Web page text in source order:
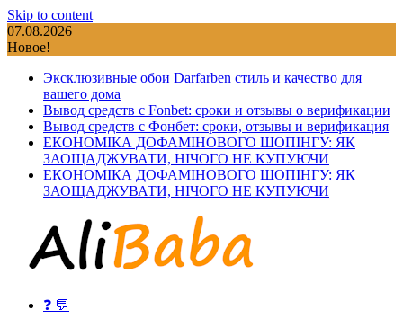
Skip to content
07.08.2026
Новое!
Эксклюзивные обои Darfarben стиль и качество для
вашего дома
Вывод средств с Fonbet: сроки и отзывы о верификации
Вывод средств с Фонбет: сроки, отзывы и верификация
ЕКОНОМІКА ДОФАМІНОВОГО ШОПІНГУ: ЯК
ЗАОЩАДЖУВАТИ, НІЧОГО НЕ КУПУЮЧИ
ЕКОНОМІКА ДОФАМІНОВОГО ШОПІНГУ: ЯК
ЗАОЩАДЖУВАТИ, НІЧОГО НЕ КУПУЮЧИ
❓ 💬